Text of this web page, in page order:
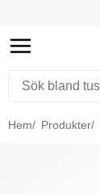
Hem Produkter